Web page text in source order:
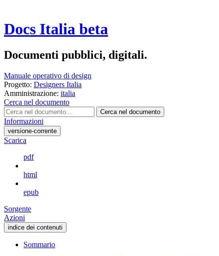
Docs Italia beta
Documenti pubblici, digitali.
Manuale operativo di design
Progetto: Designers Italia
Amministrazione: italia
Cerca nel documento
Cerca nel documento
Informazioni
versione-corrente
Scarica
pdf
html
epub
Sorgente
Azioni
indice dei contenuti
Sommario